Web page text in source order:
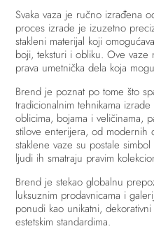
Svaka vaza je ručno izrađena
proces izrade je izuzetno
stakleni materijal koji
boji, teksturi i obliku. Ove
prava umetnička dela koja
Brend je poznat po tome što
tradicionalnim tehnikama
oblicima, bojama i veličinama,
stilove enterijera, od modernih
staklene vaze su postale
ljudi ih smatraju pravim
Brend je stekao globalnu
luksuznim prodavnicama i
ponudi kao unikatni,
estetskim standardima.